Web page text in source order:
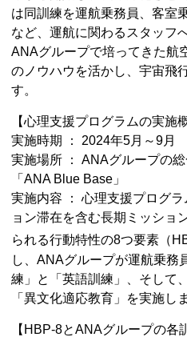
は同訓練を運航乗務員、客室
など、運航に関わるスタッフ
ANAグループで培ってきた航
のノウハウを活かし、宇宙飛
す。
【心理支援プログラムの実施
実施時期 ： 2024年5月～9月
実施場所 ： ANAグループの
「ANA Blue Base」
実施内容 ： 心理支援プログ
ョン滞在を含む長期ミッショ
られる行動特性の8つ要素（
し、ANAグループが運航乗務
練」と「英語訓練」、そして
「異文化適応教育」を実施し
【HBP-8とANAグループの各